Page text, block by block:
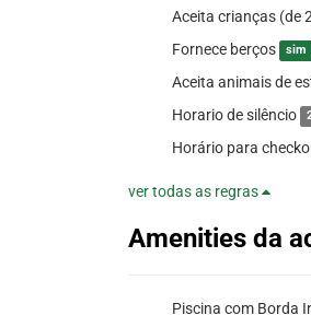
Aceita crianças (de
Fornece berços sim
Aceita animais de
Horario de silêncio
Horário para
ver todas as regras
Amenities da
Piscina com Borda